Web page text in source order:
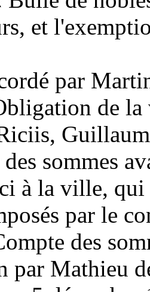
et
par
de
sommes
à la ville, qui
par le
des
par Mathieu